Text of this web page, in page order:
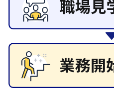
清掃
施工管理
安芸高田市
山県郡